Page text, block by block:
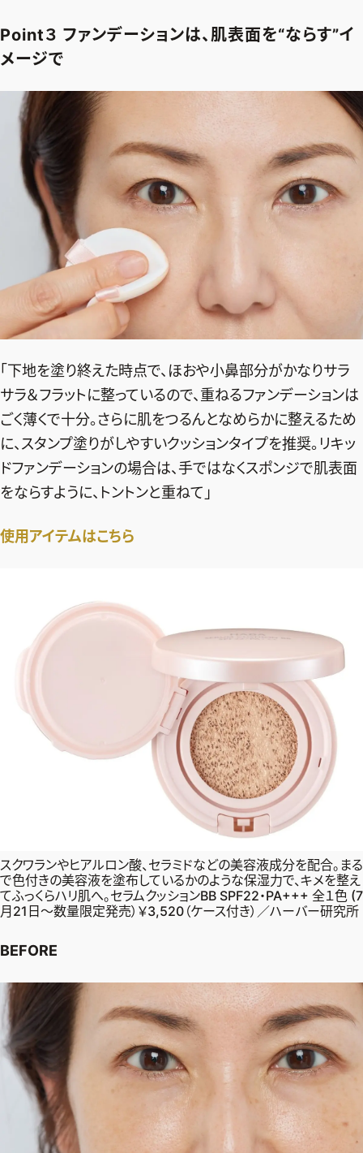
Point３ ファンデーションは、肌表面を“ならす”イ
メージで
「下地を塗り終えた時点で、ほおや小鼻部分がかなりサラ
サラ＆フラットに整っているので、重ねるファンデーションは
ごく薄くで十分。さらに肌をつるんとなめらかに整えるため
に、スタンプ塗りがしやすいクッションタイプを推奨。リキッ
ドファンデーションの場合は、手ではなくスポンジで肌表面
をならすように、トントンと重ねて」
使用アイテムはこちら
スクワランやヒアルロン酸、セラミドなどの美容液成分を配合。まる
で色付きの美容液を塗布しているかのような保湿力で、キメを整え
てふっくらハリ肌へ。セラムクッションBB SPF22・PA+++ 全１色 (7
月21日～数量限定発売）￥3,520（ケース付き）／ハーバー研究所
BEFORE